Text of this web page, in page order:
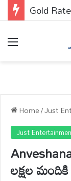
Home/Just
Just
లక్షల